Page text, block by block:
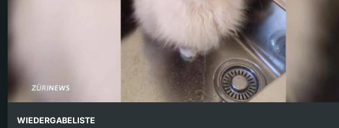
WIEDERGABELISTE